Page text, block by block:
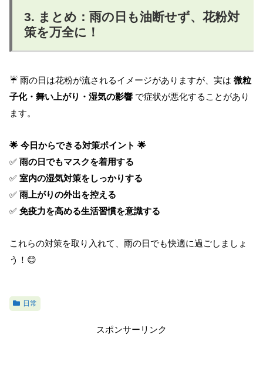
3. まとめ：雨の日も油断せず、花粉対
策を万全に！
☔ 雨の日は花粉が流されるイメージがありますが、実は 微粒
子化・舞い上がり・湿気の影響 で症状が悪化することがあり
ます。
🌟 今日からできる対策ポイント 🌟
✅ 雨の日でもマスクを着用する
✅ 室内の湿気対策をしっかりする
✅ 雨上がりの外出を控える
✅ 免疫力を高める生活習慣を意識する
これらの対策を取り入れて、雨の日でも快適に過ごしましょ
う！😊
日常
スポンサーリンク